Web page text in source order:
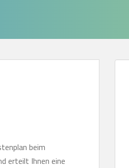
beim
erteilt Ihnen eine